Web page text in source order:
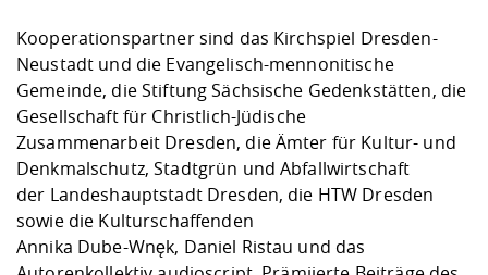
Kooperationspartner sind das Kirchspiel Dresden-
Neustadt und die Evangelisch-mennonitische
Gemeinde, die Stiftung Sächsische Gedenkstätten, die
Gesellschaft für Christlich-Jüdische
Zusammenarbeit Dresden, die Ämter für Kultur- und
Denkmalschutz, Stadtgrün und Abfallwirtschaft
der Landeshauptstadt Dresden, die HTW Dresden
sowie die Kulturschaffenden
Annika Dube-Wnęk, Daniel Ristau und das